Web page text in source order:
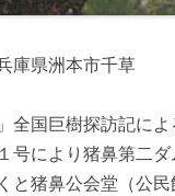
県洲本市千草
全国巨樹探訪記によ
号により猪鼻第二
と猪鼻公会堂（公